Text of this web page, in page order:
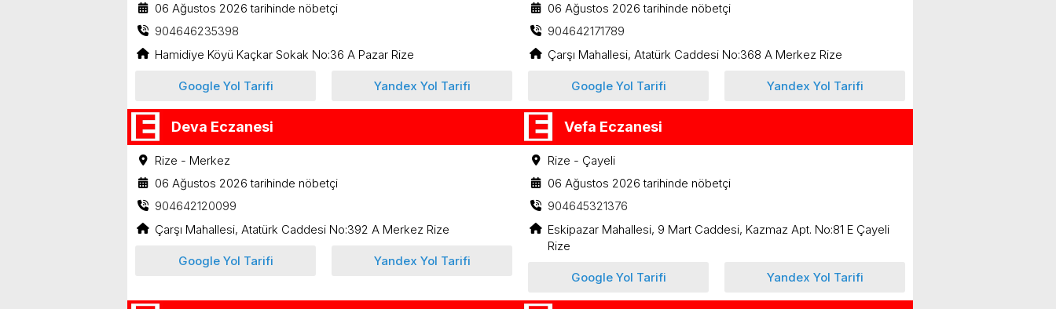
06 Ağustos 2026 tarihinde nöbetçi
904646235398
Hamidiye Köyü Kaçkar Sokak No:36 A Pazar Rize
Google Yol Tarifi Yandex Yol Tarifi
06 Ağustos 2026 tarihinde nöbetçi
904642171789
Çarşı Mahallesi, Atatürk Caddesi No:368 A Merkez Rize
Google Yol Tarifi Yandex Yol Tarifi
Deva Eczanesi
Rize - Merkez
06 Ağustos 2026 tarihinde nöbetçi
904642120099
Çarşı Mahallesi, Atatürk Caddesi No:392 A Merkez Rize
Google Yol Tarifi Yandex Yol Tarifi
Vefa Eczanesi
Rize - Çayeli
06 Ağustos 2026 tarihinde nöbetçi
904645321376
Eskipazar Mahallesi, 9 Mart Caddesi, Kazmaz Apt. No:81 E Çayeli
Rize
Google Yol Tarifi Yandex Yol Tarifi